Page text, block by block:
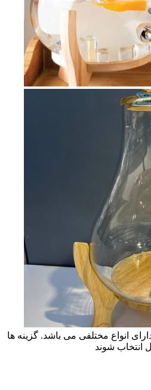
انواع مختلفی می باشد. گزینه ها
شوند